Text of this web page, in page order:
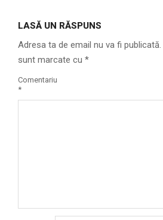
LASĂ UN RĂSPUNS
Adresa ta de email nu va fi publicată.
sunt marcate cu *
Comentariu
*